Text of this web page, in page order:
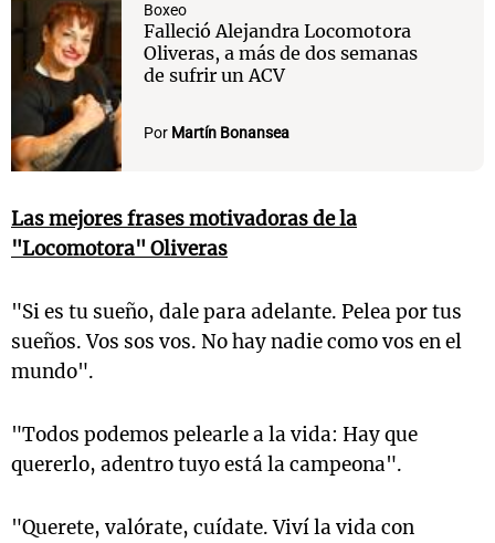
Boxeo
Falleció Alejandra Locomotora
Oliveras, a más de dos semanas
de sufrir un ACV
Por Martín Bonansea
Las mejores frases motivadoras de la
"Locomotora" Oliveras
"Si es tu sueño, dale para adelante. Pelea por tus
sueños. Vos sos vos. No hay nadie como vos en el
mundo".
"Todos podemos pelearle a la vida: Hay que
quererlo, adentro tuyo está la campeona".
"Querete, valórate, cuídate. Viví la vida con